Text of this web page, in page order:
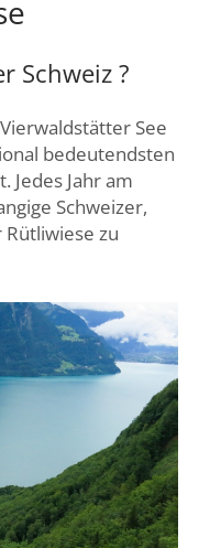
Schweiz ?
See
bedeutendsten
Jedes Jahr am
Schweizer,
zu